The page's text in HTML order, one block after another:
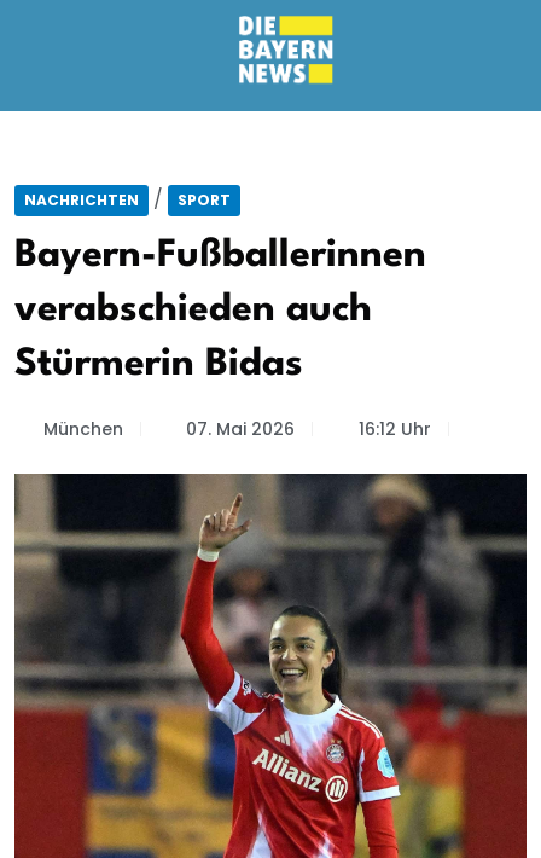
NACHRICHTEN / SPORT
Bayern-Fußballerinnen
verabschieden auch
Stürmerin Bidas
München 07. Mai 2026 16:12 Uhr